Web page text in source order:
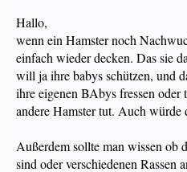
Hallo,
wenn ein Hamster noch
einfach wieder decken. Das sie
will ja ihre babys schützen, und
ihre eigenen BAbys fressen oder
andere Hamster tut. Auch würde
Außerdem sollte man wissen ob
sind oder verschiedenen Rassen